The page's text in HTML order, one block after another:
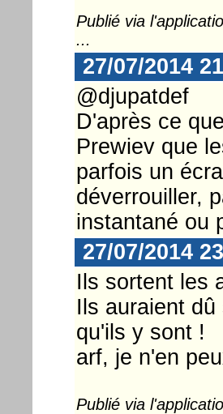
Publié via
...
27/07/2014
@djupatdef
D'après ce
Prewiev que
parfois un
déverrouiller,
instantané ou
27/07/2014
Ils sortent les
Ils auraient
qu'ils y sont !
arf, je n'en
Publié via